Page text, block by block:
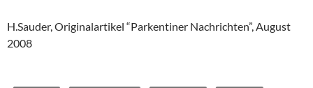
H.Sauder, Originalartikel “Parkentiner Nachrichten”, August
2008